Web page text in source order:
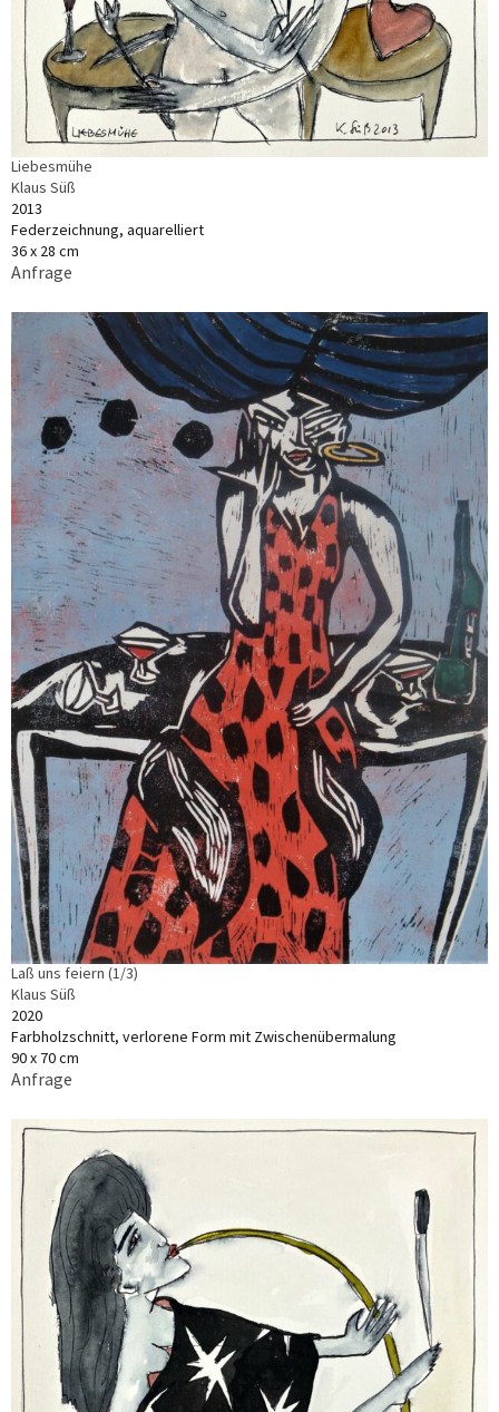
Liebesmühe
Klaus Süß
2013
Federzeichnung, aquarelliert
36 x 28 cm
Anfrage
Laß uns feiern (1/3)
Klaus Süß
2020
Farbholzschnitt, verlorene Form mit Zwischenübermalung
90 x 70 cm
Anfrage